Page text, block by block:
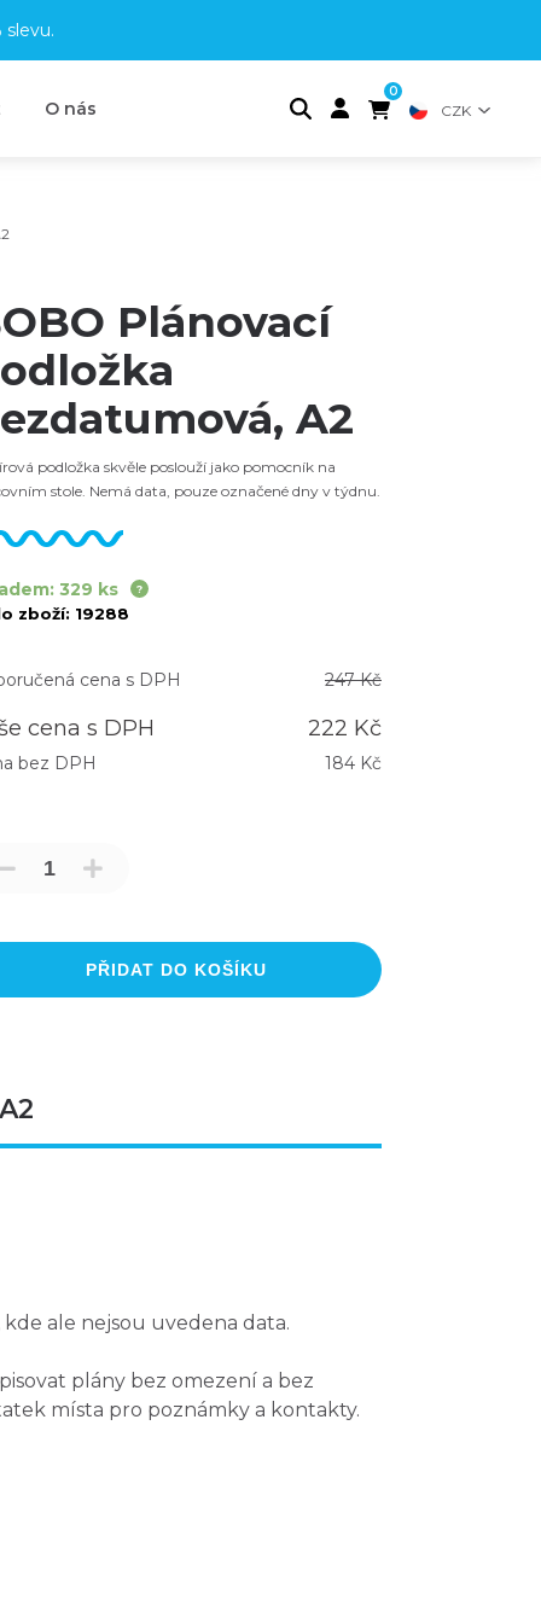
slevu.
O nás
0
CZK
Plánovací
A2
podložka skvěle poslouží jako pomocník na
stole. Nemá data, pouze označené dny v týdnu.
329 ks
zboží: 19288
cena s DPH 247 Kč
cena s DPH 222 Kč
bez DPH 184 Kč
PŘIDAT DO KOŠÍKU
kde ale nejsou uvedena data.
plány bez omezení a bez
místa pro poznámky a kontakty.